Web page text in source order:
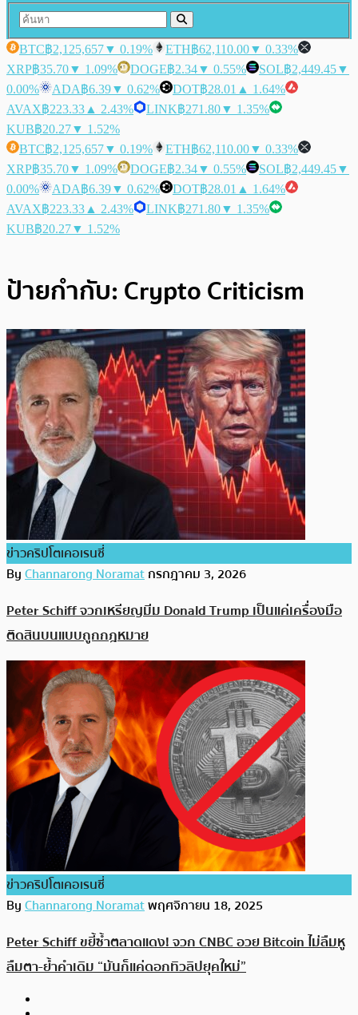
BTC฿2,125,657▼ 0.19% ETH฿62,110.00▼ 0.33%
XRP฿35.70▼ 1.09% DOGE฿2.34▼ 0.55% SOL฿2,449.45▼
0.00%
ADA฿6.39▼ 0.62% DOT฿28.01 ▲ 1.64%
AVAX฿223.33 ▲ 2.43% LINK฿271.80▼ 1.35%
KUB฿20.27▼ 1.52%
BTC฿2,125,657▼ 0.19% ETH฿62,110.00▼ 0.33%
XRP฿35.70▼ 1.09% DOGE฿2.34▼ 0.55% SOL฿2,449.45▼
0.00%
ADA฿6.39▼ 0.62% DOT฿28.01 ▲ 1.64%
AVAX฿223.33 ▲ 2.43% LINK฿271.80▼ 1.35%
KUB฿20.27▼ 1.52%
ป้ายกำกับ: Crypto Criticism
ข่าวคริปโตเคอเรนซี่
ByChannarong Noramatกรกฎาคม 3, 2026
Peter Schiff จวกเหรียญมีม Donald Trump เป็นแค่เครื่องมือ
ติดสินบนแบบถูกกฎหมาย
ข่าวคริปโตเคอเรนซี่
ByChannarong Noramatพฤศจิกายน 18, 2025
Peter Schiff ขยี้ซ้ำตลาดแดง! จวก CNBC อวย Bitcoin ไม่ลืมหู
ลืมตา-ย้ำคำเดิม “มันก็แค่ดอกทิวลิปยุคใหม่”